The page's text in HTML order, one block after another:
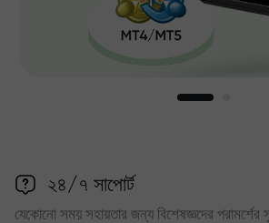
২৪/৭ সাপোর্ট
যেকোনো সময় সহায়তার জন্য বিশেষজ্ঞদের পরামর্শের